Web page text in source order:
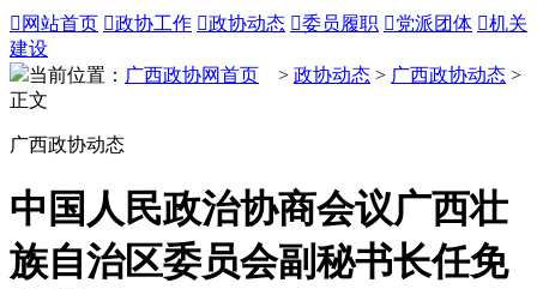
 网站首页 政协工作 政协动态 委员履职 党派团体 机关
建设
当前位置： 广西政协网首页 > 政协动态 > 广西政协动态 >
正文
广西政协动态
中国人民政治协商会议广西壮
族自治区委员会副秘书长任免